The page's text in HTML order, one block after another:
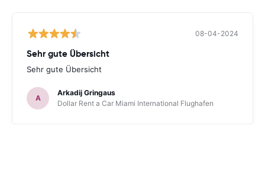
08-04-2024
Sehr gute Übersicht
Sehr gute Übersicht
A
Arkadij Gringaus
Dollar Rent a Car Miami International Flughafen